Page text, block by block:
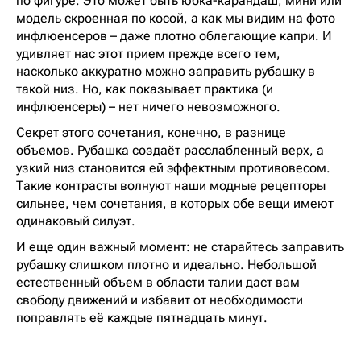
модель скроенная по косой, а как мы видим на фото
инфлюенсеров – даже плотно облегающие капри. И
удивляет нас этот прием прежде всего тем,
насколько аккуратно можно заправить рубашку в
такой низ. Но, как показывает практика (и
инфлюенсеры) – нет ничего невозможного.
Секрет этого сочетания, конечно, в разнице
объемов. Рубашка создаёт расслабленный верх, а
узкий низ становится ей эффектным противовесом.
Такие контрасты волнуют наши модные рецепторы
сильнее, чем сочетания, в которых обе вещи имеют
одинаковый силуэт.
И еще один важный момент: не старайтесь заправить
рубашку слишком плотно и идеально. Небольшой
естественный объем в области талии даст вам
свободу движений и избавит от необходимости
поправлять её каждые пятнадцать минут.